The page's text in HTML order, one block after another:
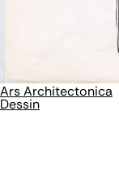
Ars Architectonica
Dessin